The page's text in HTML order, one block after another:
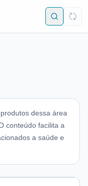
dessa área
conteúdo facilita a
a saúde e